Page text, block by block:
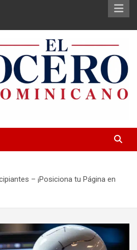
– ¡Posiciona tu Página en